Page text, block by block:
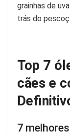
grainhas de
trás do
Top 7
cães e
7